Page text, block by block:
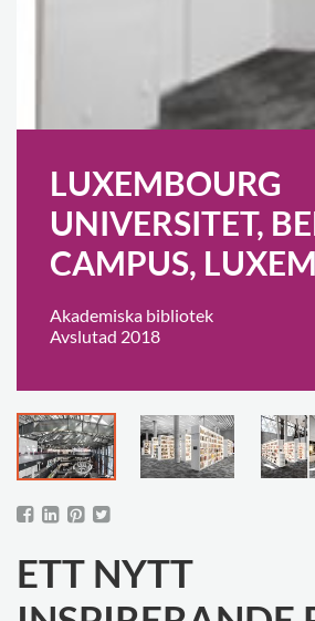
LUXEMBOURG
UNIVERSITET,
CAMPUS,
Akademiska bibliotek
Avslutad 2018
ETT NYTT